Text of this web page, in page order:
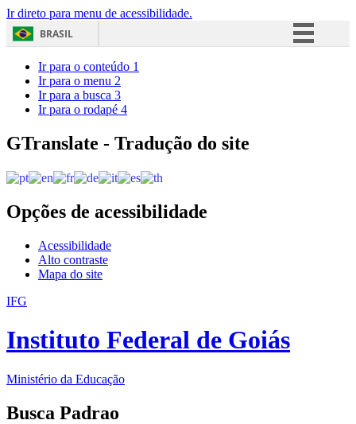
Ir direto para menu de acessibilidade.
BRASIL
Acesso à informação
Ir para o conteúdo 1
Ir para o menu 2
Ir para a busca 3
Ir para o rodapé 4
GTranslate - Tradução do site
Opções de acessibilidade
Acessibilidade
Alto contraste
Mapa do site
IFG
Instituto Federal de Goiás
Ministério da Educação
Busca Padrao